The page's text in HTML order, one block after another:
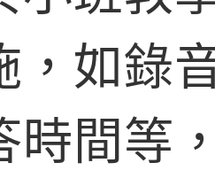
，如錄
時間等